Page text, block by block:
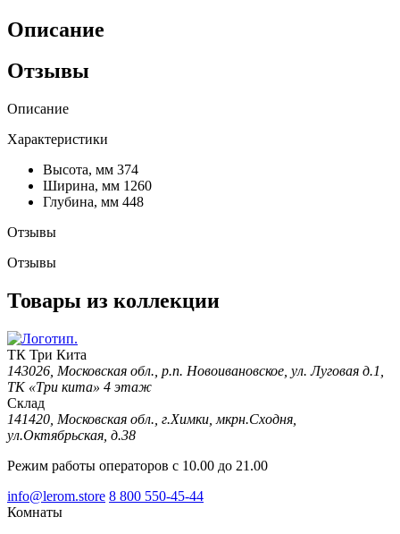
Описание
Отзывы
Описание
Характеристики
Высота, мм 374
Ширина, мм 1260
Глубина, мм 448
Отзывы
Отзывы
Товары из коллекции
ТК Три Кита
143026, Московская обл., р.п. Новоивановское, ул. Луговая д.1,
ТК «Три кита» 4 этаж
Склад
141420, Московская обл., г.Химки, мкрн.Сходня,
ул.Октябрьская, д.38
Режим работы операторов с 10.00 до 21.00
info@lerom.store 8 800 550-45-44
Комнаты